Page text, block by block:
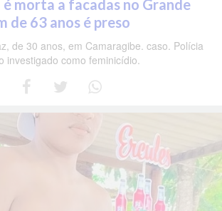
morta a facadas no Grande
de 63 anos é preso
de 30 anos, em Camaragibe. caso. Polícia
investigado como feminicídio.